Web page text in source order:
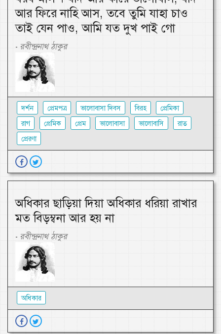
আর ফিরে নাহি আস, তবে তুমি যাহা চাও
তাই যেন পাও, আমি যত দুখ পাই গো
- রবীন্দ্রনাথ ঠাকুর
দর্শন প্রেমপত্র ভালোবাসা দিবস বিরহ
প্রেমিকা
রাগ
প্রেমিক প্রেম ভালোবাসা ভালোবাসি
রাত
প্রেরণা
অধিকার ছাড়িয়া দিয়া অধিকার ধরিয়া রাখার
মত বিড়ম্বনা আর হয় না
- রবীন্দ্রনাথ ঠাকুর
অধিকার